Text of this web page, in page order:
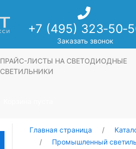
+7 (495)
Заказать звонок
ПРАЙС-ЛИСТЫ НА СВЕТОДИОДНЫЕ
СВЕТИЛЬНИКИ
Главная страница
Промышленный